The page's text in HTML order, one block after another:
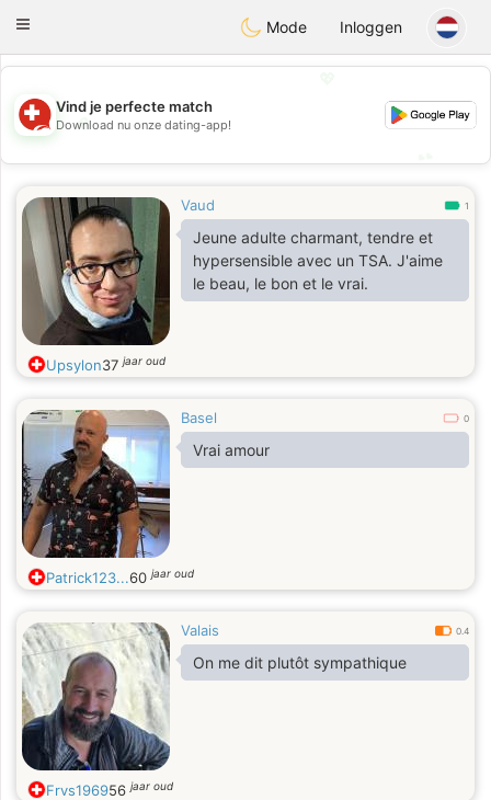
Suissi
Toggle
Mode Inloggen
💖
💕
Vind je perfecte match
Download nu onze dating-app!
Vaud 1
Jeune adulte charmant, tendre et
hypersensible avec un TSA. J'aime
le beau, le bon et le vrai.
Upsylon37jaar oud
Basel 0
Vrai amour
Patrick123...60jaar oud
Valais 0.4
On me dit plutôt sympathique
Frvs196956jaar oud